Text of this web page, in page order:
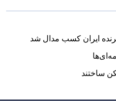
ایران کسب مدال شد
ساختند